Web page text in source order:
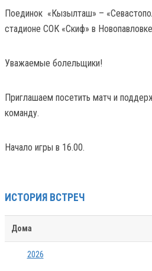
Поединок «Кызылташ» –
стадионе СОК «Скиф» в
Уважаемые болельщики!
Приглашаем посетить матч и
команду.
Начало игры в 16.00.
ИСТОРИЯ ВСТРЕЧ
Дома
2026